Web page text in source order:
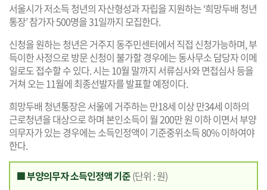
서울시가 저소득 청년의 자산형성과 자립을 지원하는 ‘희망두배 청년
통장’ 참가자 500명을 31일까지 모집한다.
신청을 원하는 청년은 거주지 동주민센터에서 직접 신청가능하며, 부
득이한 사정으로 방문 신청이 불가할 경우에는 동사무소 담당자 이메
일로도 접수할 수 있다. 시는 10월 말까지 서류심사와 면접심사 등을
거쳐 오는 11월에 최종선발자를 발표할 예정이다.
희망두배 청년통장은 서울에 거주하는 만18세 이상 만34세 이하의
근로청년을 대상으로 하며 본인소득이 월 200만 원 이하 이면서 부양
의무자가 있는 경우에는 소득인정액이 기준중위소득 80% 이하여야
한다.
■ 부양의무자 소득인정액 기준(단위 : 원)